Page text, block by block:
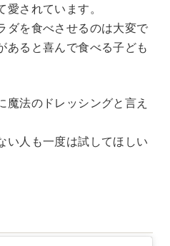
されています。
ダを食べさせるのは大変で
あると喜んで食べる子ども
法のドレッシングと言え
い人も一度は試してほしい